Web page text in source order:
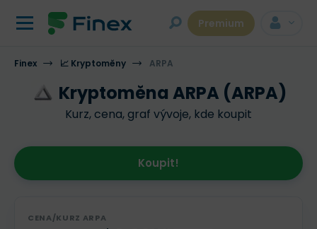
Premium
Finex 📈 Kryptoměny ARPA
Kryptoměna ARPA (ARPA)
Kurz, cena, graf vývoje, kde koupit
Koupit!
CENA/KURZ ARPA